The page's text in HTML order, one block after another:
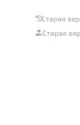
Старая
Старая